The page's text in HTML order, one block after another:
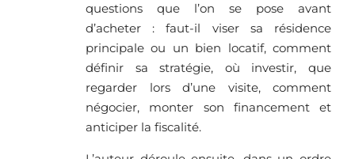
questions que l’on se pose avant
d’acheter : faut-il viser sa résidence
principale ou un bien locatif, comment
définir sa stratégie, où investir, que
regarder lors d’une visite, comment
négocier, monter son financement et
anticiper la fiscalité.